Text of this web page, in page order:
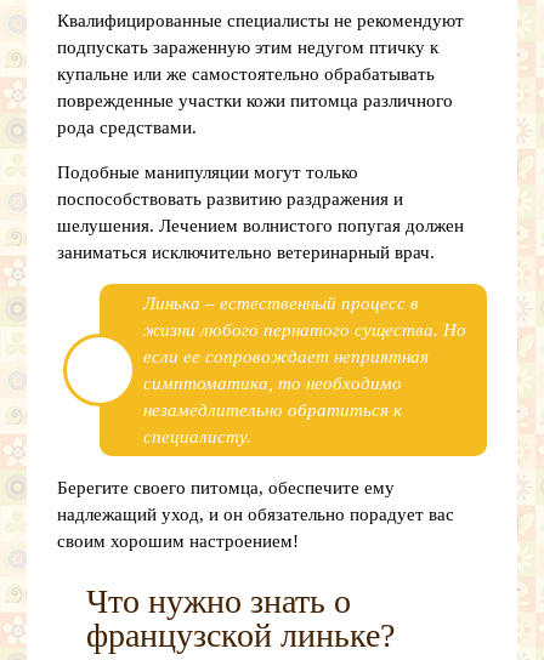
Квалифицированные специалисты не рекомендуют
подпускать зараженную этим недугом птичку к
купальне или же самостоятельно обрабатывать
поврежденные участки кожи питомца различного
рода средствами.
Подобные манипуляции могут только
поспособствовать развитию раздражения и
шелушения. Лечением волнистого попугая должен
заниматься исключительно ветеринарный врач.
Линька – естественный процесс в
жизни любого пернатого существа. Но
если ее сопровождает неприятная
симптоматика, то необходимо
незамедлительно обратиться к
специалисту.
Берегите своего питомца, обеспечите ему
надлежащий уход, и он обязательно порадует вас
своим хорошим настроением!
Что нужно знать о
французской линьке?